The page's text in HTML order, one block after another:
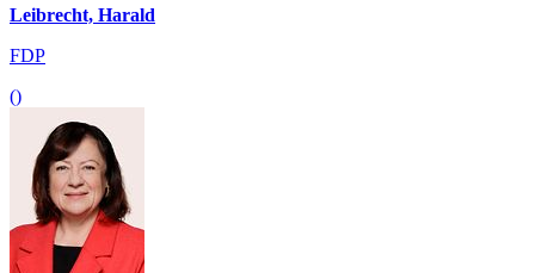
Leibrecht, Harald
FDP
()